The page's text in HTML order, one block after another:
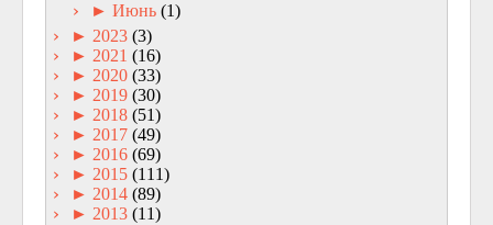
► Июнь (1)
► 2023 (3)
► 2021 (16)
► 2020 (33)
► 2019 (30)
► 2018 (51)
► 2017 (49)
► 2016 (69)
► 2015 (111)
► 2014 (89)
► 2013 (11)